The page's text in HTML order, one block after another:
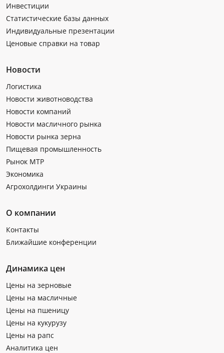
Инвестиции
Статистические базы данных
Индивидуальные презентации
Ценовые справки на товар
Новости
Логистика
Новости животноводства
Новости компаний
Новости масличного рынка
Новости рынка зерна
Пищевая промышленность
Рынок МТР
Экономика
Агрохолдинги Украины
О компании
Контакты
Ближайшие конференции
Динамика цен
Цены на зерновые
Цены на масличные
Цены на пшеницу
Цены на кукурузу
Цены на рапс
Аналитика цен